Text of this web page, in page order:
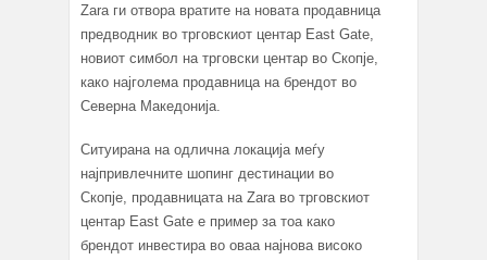
Zara ги отвора вратите на новата продавница
предводник во трговскиот центар East Gate,
новиот симбол на трговски центар во Скопје,
како најголема продавница на брендот во
Северна Македонија.
Ситуирана на одлична локација меѓу
најпривлечните шопинг дестинации во
Скопје, продавницата на Zara во трговскиот
центар East Gate е пример за тоа како
брендот инвестира во оваа најнова високо